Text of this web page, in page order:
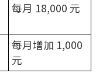
每月 18,000 元
每月增加 1,000
元